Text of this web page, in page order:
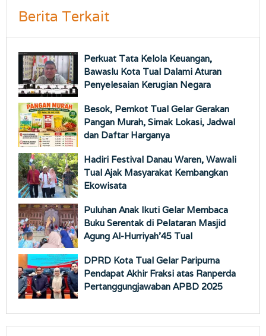
Berita Terkait
Perkuat Tata Kelola Keuangan,
Bawaslu Kota Tual Dalami Aturan
Penyelesaian Kerugian Negara
Besok, Pemkot Tual Gelar Gerakan
Pangan Murah, Simak Lokasi, Jadwal
dan Daftar Harganya
Hadiri Festival Danau Waren, Wawali
Tual Ajak Masyarakat Kembangkan
Ekowisata
Puluhan Anak Ikuti Gelar Membaca
Buku Serentak di Pelataran Masjid
Agung Al-Hurriyah’45 Tual
DPRD Kota Tual Gelar Paripurna
Pendapat Akhir Fraksi atas Ranperda
Pertanggungjawaban APBD 2025